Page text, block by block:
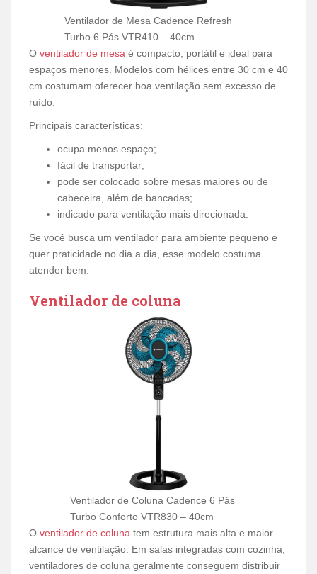
Ventilador de Mesa Cadence Refresh
Turbo 6 Pás VTR410 – 40cm
O ventilador de mesa é compacto, portátil e ideal para
espaços menores. Modelos com hélices entre 30 cm e 40
cm costumam oferecer boa ventilação sem excesso de
ruído.
Principais características:
ocupa menos espaço;
fácil de transportar;
pode ser colocado sobre mesas maiores ou de
cabeceira, além de bancadas;
indicado para ventilação mais direcionada.
Se você busca um ventilador para ambiente pequeno e
quer praticidade no dia a dia, esse modelo costuma
atender bem.
Ventilador de coluna
Ventilador de Coluna Cadence 6 Pás
Turbo Conforto VTR830 – 40cm
O ventilador de coluna tem estrutura mais alta e maior
alcance de ventilação. Em salas integradas com cozinha,
ventiladores de coluna geralmente conseguem distribuir